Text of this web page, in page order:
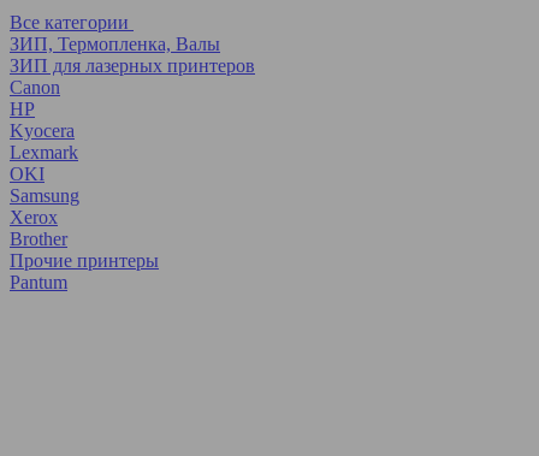
Все категории
ЗИП, Термопленка, Валы
ЗИП для лазерных принтеров
Canon
HP
Kyocera
Lexmark
OKI
Samsung
Xerox
Brother
Прочие принтеры
Pantum